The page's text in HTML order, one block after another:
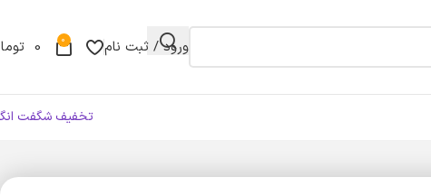
ورود / ثبت نام 0
0
تخفیف شگفت